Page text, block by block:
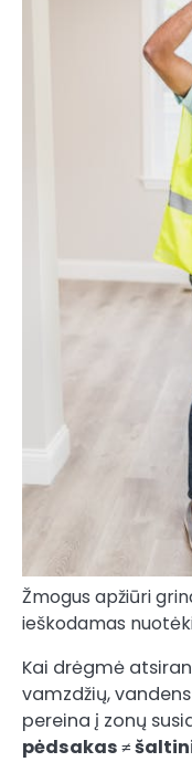
Žmogus apžiūri
ieškodamas
Kai drėgmė
vamzdžių,
pereina į zonų
pėdsakas ≠